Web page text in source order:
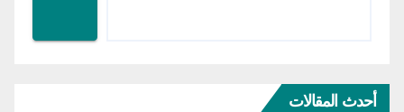
أحدث المقالات